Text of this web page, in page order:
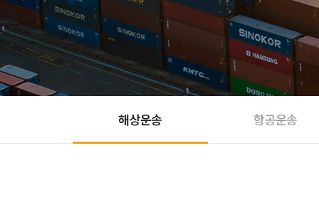
해상운송 항공운송